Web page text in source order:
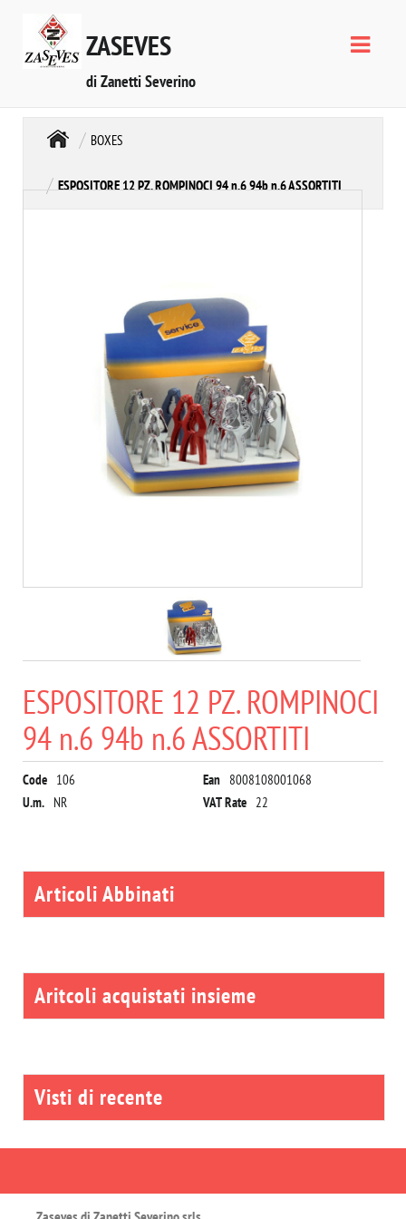
ZASEVES
di Zanetti Severino
BOXES
ESPOSITORE 12 PZ. ROMPINOCI 94 n.6 94b n.6 ASSORTITI
ESPOSITORE 12 PZ. ROMPINOCI
94 n.6 94b n.6 ASSORTITI
Code 106 Ean 8008108001068
U.m. NR VAT Rate 22
Articoli Abbinati
Aritcoli acquistati insieme
Visti di recente